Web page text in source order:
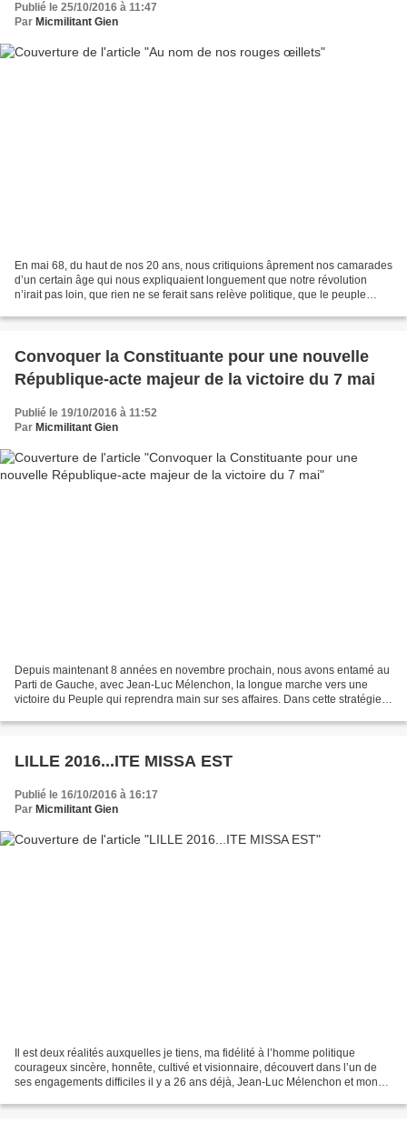
Publié le 25/10/2016 à 11:47
Par Micmilitant Gien
En mai 68, du haut de nos 20 ans, nous critiquions âprement nos camarades
d’un certain âge qui nous expliquaient longuement que notre révolution
n’irait pas loin, que rien ne se ferait sans relève politique, que le peuple
Convoquer la Constituante pour une nouvelle
République-acte majeur de la victoire du 7 mai
Publié le 19/10/2016 à 11:52
Par Micmilitant Gien
Depuis maintenant 8 années en novembre prochain, nous avons entamé au
Parti de Gauche, avec Jean-Luc Mélenchon, la longue marche vers une
victoire du Peuple qui reprendra main sur ses affaires. Dans cette stratégie,
LILLE 2016...ITE MISSA EST
Publié le 16/10/2016 à 16:17
Par Micmilitant Gien
Il est deux réalités auxquelles je tiens, ma fidélité à l’homme politique
courageux sincère, honnête, cultivé et visionnaire, découvert dans l’un de
ses engagements difficiles il y a 26 ans déjà, Jean-Luc Mélenchon et mon